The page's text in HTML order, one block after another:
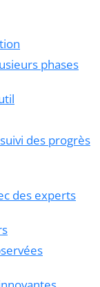
phases
des progrès
des experts